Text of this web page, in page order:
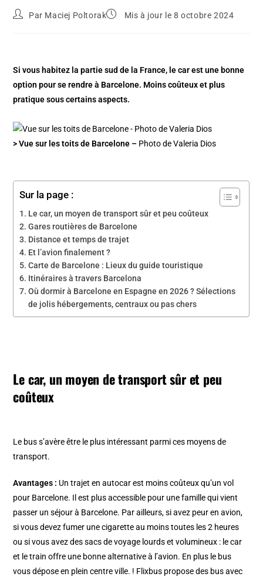
Par Maciej Poltorak Mis à jour le 8 octobre 2024
Si vous habitez la partie sud de la France, le car est une bonne
option pour se rendre à Barcelone. Moins coûteux et plus
pratique sous certains aspects.
> Vue sur les toits de Barcelone – Photo de Valeria Dios
Sur la page :
Le car, un moyen de transport sûr et peu coûteux
Gares routières de Barcelone
Distance et temps de trajet
Et l’avion finalement ?
Carte de Barcelone : Lieux du guide touristique
Itinéraires à travers Barcelona
Où dormir à Barcelone en Espagne en 2026 ? Sélections
de jolis hébergements, centraux ou pas chers
Le car, un moyen de transport sûr et peu
coûteux
Le bus s’avère être le plus intéressant parmi ces moyens de
transport.
Avantages : Un trajet en autocar est moins coûteux qu’un vol
pour Barcelone. Il est plus accessible pour une famille qui vient
passer un séjour à Barcelone. Par ailleurs, si avez peur en avion,
si vous devez fumer une cigarette au moins toutes les 2 heures
ou si vous avez des sacs de voyage lourds et volumineux : le car
et le train offre une bonne alternative à l’avion. En plus le bus
vous dépose en plein centre ville. ! Flixbus propose des bus avec